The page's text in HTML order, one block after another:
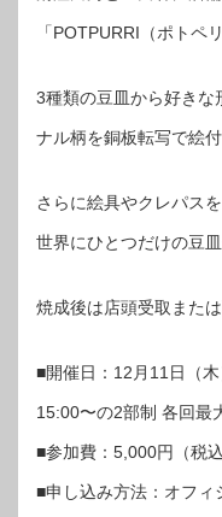
「POTPURRI（ポトペ
3種類の豆皿から好きな
ナル柄を銅板転写で絵付
さらに絵具やクレパス
世界にひとつだけの豆皿
焼成後は店頭受取または
■開催日：12月11日（
15:00〜の2部制 各回最
■参加費：5,000円（税
■申し込み方法：オフィ